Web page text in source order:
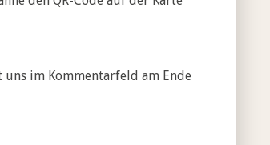
im Kommentarfeld am Ende